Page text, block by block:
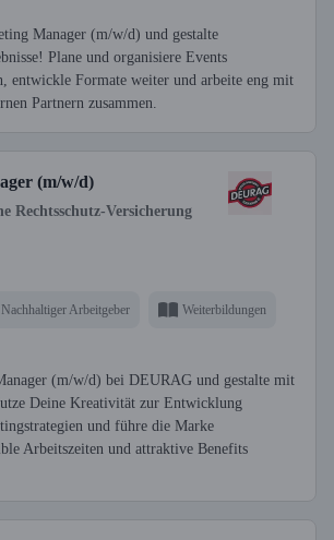
Manager (m/w/d) und gestalte
Plane und organisiere Events
entwickle Formate weiter und arbeite eng mit
Partnern zusammen.
(m/w/d)
Rechtsschutz-Versicherung
Nachhaltiger Arbeitgeber Weiterbildungen
(m/w/d) bei DEURAG und gestalte mit
Deine Kreativität zur Entwicklung
und führe die Marke
Arbeitszeiten und attraktive Benefits